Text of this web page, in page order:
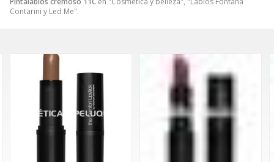
Contarini y Led Me".